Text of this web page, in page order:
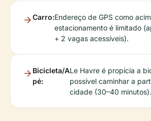
Carro:Endereço de GPS como
estacionamento é limitado
+ 2 vagas acessíveis).
Bicicleta/A
pé:
Le Havre é propícia a
possível caminhar a
cidade (30–40 minutos).